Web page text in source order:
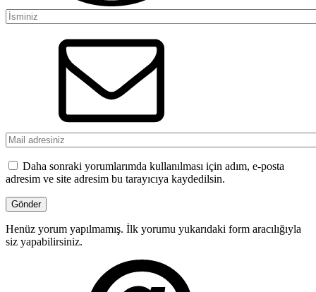
Daha sonraki yorumlarımda kullanılması için adım, e-posta
adresim ve site adresim bu tarayıcıya kaydedilsin.
Henüz yorum yapılmamış. İlk yorumu yukarıdaki form aracılığıyla
siz yapabilirsiniz.